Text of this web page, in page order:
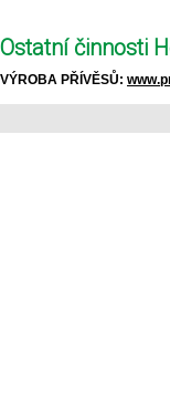
Ostatní činnosti
VÝROBA PŘÍVĚSŮ: